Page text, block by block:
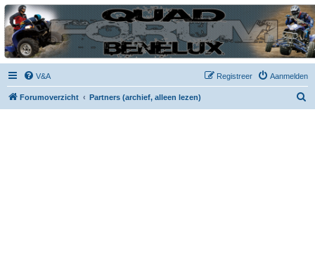
| QFB |
Hét quadforum van de Benelux
V&A Aanmelden
Registreer
Forumoverzicht Partners (archief, alleen lezen)